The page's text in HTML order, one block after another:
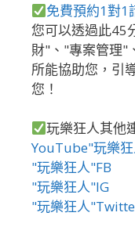
免費預約1對1
您可以透過此45
財"、"專案管理"
所能協助您，引
您！
玩樂狂人其他
YouTube"玩樂
"玩樂狂人"FB
"玩樂狂人"IG
"玩樂狂人